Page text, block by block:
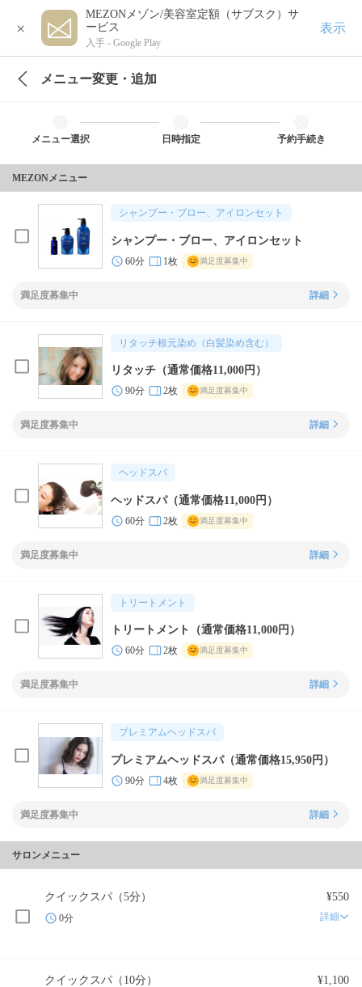
×
MEZONメゾン/美容室定額（サブスク）サ
ービス
入手 - Google Play
表示
メニュー変更・追加
メニュー選択 日時指定 予約手続き
MEZONメニュー
シャンプー・ブロー、アイロンセット
シャンプー・ブロー、アイロンセット
60分 1枚 満足度募集中
満足度募集中 詳細
リタッチ根元染め（白髪染め含む）
リタッチ（通常価格11,000円）
90分 2枚 満足度募集中
満足度募集中 詳細
ヘッドスパ
ヘッドスパ（通常価格11,000円）
60分 2枚 満足度募集中
満足度募集中 詳細
トリートメント
トリートメント（通常価格11,000円）
60分 2枚 満足度募集中
満足度募集中 詳細
プレミアムヘッドスパ
プレミアムヘッドスパ（通常価格15,950円）
90分 4枚 満足度募集中
満足度募集中 詳細
サロンメニュー
クイックスパ（5分） ¥550
0分 詳細
クイックスパ（10分） ¥1,100